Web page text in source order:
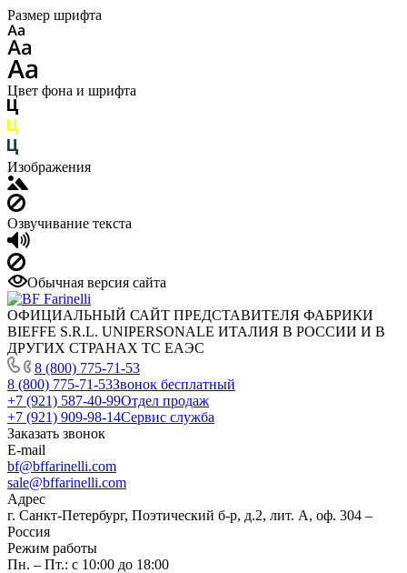
Размер шрифта
Цвет фона и шрифта
Изображения
Озвучивание текста
Обычная версия сайта
ОФИЦИАЛЬНЫЙ САЙТ ПРЕДСТАВИТЕЛЯ ФАБРИКИ
BIEFFE S.R.L. UNIPERSONALE ИТАЛИЯ В РОССИИ И В
ДРУГИХ СТРАНАХ ТС ЕАЭС
8 (800) 775-71-53
8 (800) 775-71-53Звонок бесплатный
+7 (921) 587-40-99Отдел продаж
+7 (921) 909-98-14Сервис служба
Заказать звонок
E-mail
bf@bffarinelli.com
sale@bffarinelli.com
Адрес
г. Санкт-Петербург, Поэтический б-р, д.2, лит. А, оф. 304 –
Россия
Режим работы
Пн. – Пт.: с 10:00 до 18:00